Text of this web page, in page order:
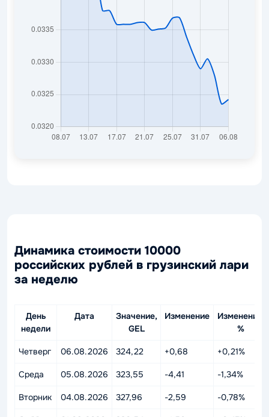
Динамика стоимости 10000
российских рублей в грузинский лари
за неделю
День
недели
Дата
Значение,
GEL
Изменение
Изменение,
%
Четверг 06.08.2026 324,22 +0,68 +0,21%
Среда 05.08.2026 323,55 -4,41 -1,34%
Вторник 04.08.2026 327,96 -2,59 -0,78%